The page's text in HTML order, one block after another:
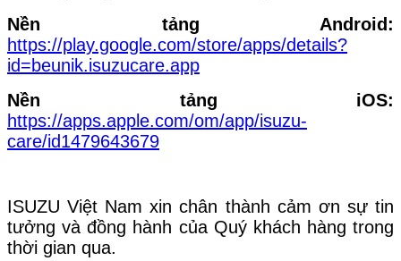
Nền tảng Android:
https://play.google.com/store/apps/details?
id=beunik.isuzucare.app
Nền tảng iOS:
https://apps.apple.com/om/app/isuzu-
care/id1479643679
ISUZU Việt Nam xin chân thành cảm ơn sự tin
tưởng và đồng hành của Quý khách hàng trong
thời gian qua.